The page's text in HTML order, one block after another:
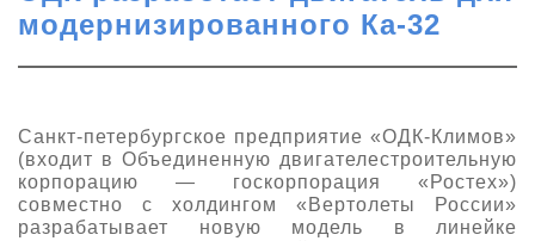
Павильон
2,
5
+7
(495)
477-
33-81
модернизированного Ка-32
Санкт-петербургское предприятие «ОДК-Климов»
(входит в Объединенную двигателестроительную
корпорацию — госкорпорация «Ростех»)
совместно с холдингом «Вертолеты России»
разрабатывает новую модель в линейке